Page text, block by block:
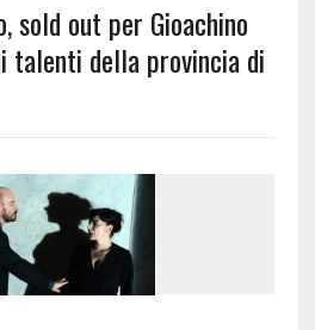
sold out per Gioachino
talenti della provincia di